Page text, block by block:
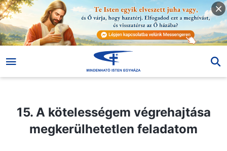
15. A kötelességem végrehajtása
megkerülhetetlen feladatom